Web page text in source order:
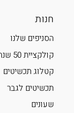
חנות
הסניפים שלנו
קולקציית 50 שנה
קטלוג תכשיטים
תכשיטים לגבר
שעונים